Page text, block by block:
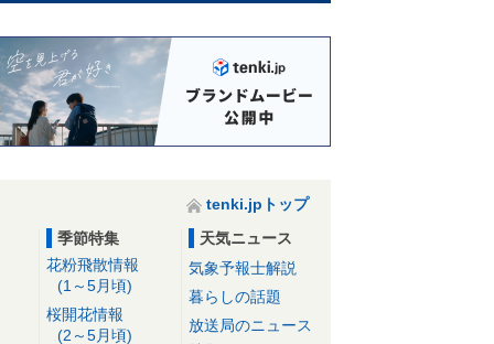
tenki.jpトップ
季節特集
花粉飛散情報
(1～5月頃)
桜開花情報
(2～5月頃)
天気ニュース
気象予報士解説
暮らしの話題
放送局のニュース